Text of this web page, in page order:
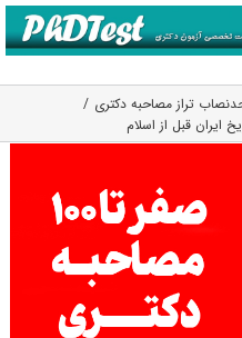
تراز مصاحبه دکتری
ایران قبل از اسلام